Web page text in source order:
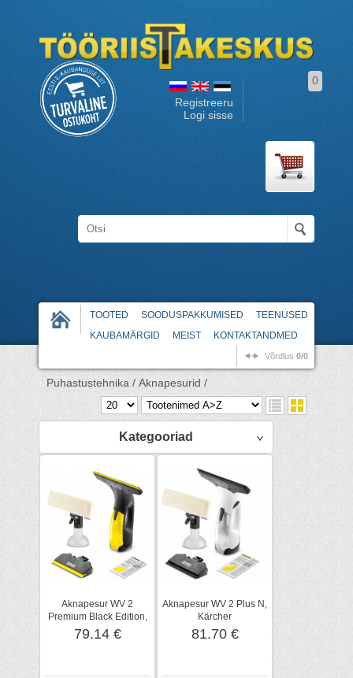
Registreeru
Logi sisse
0
TOOTED SOODUSPAKKUMISED
TEENUSED
KAUBAMÄRGID
MEIST KONTAKTANDMED
Võrdlus 0/0
Puhastustehnika / Aknapesurid /
Kategooriad
Aknapesur WV 2
Premium Black Edition,
Kärcher
79.14 €
Aknapesur WV 2 Plus N,
Kärcher
81.70 €